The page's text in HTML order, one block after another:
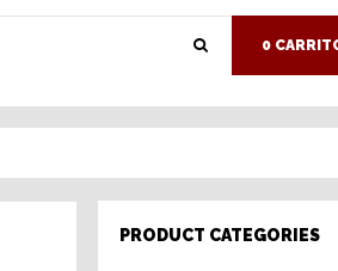
0
PRODUCT CATEGORIES